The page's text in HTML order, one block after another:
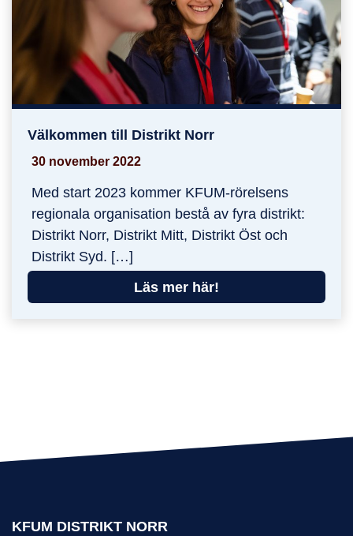
Välkommen till Distrikt Norr
Välkommen till Distrikt Norr
30 november 2022
Med start 2023 kommer KFUM-rörelsens
regionala organisation bestå av fyra distrikt:
Distrikt Norr, Distrikt Mitt, Distrikt Öst och
Distrikt Syd. […]
Läs mer här!
KFUM DISTRIKT NORR